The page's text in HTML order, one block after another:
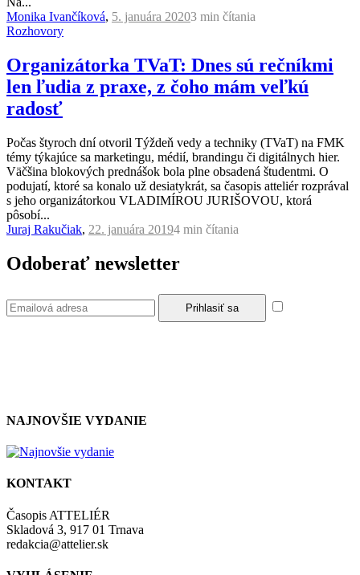
Monika Ivančíková, 5. januára 20203 min čítania
Rozhovory
Organizátorka TVaT: Dnes sú rečníkmi
len ľudia z praxe, z čoho mám veľkú
radosť
Počas štyroch dní otvoril Týždeň vedy a techniky (TVaT) na FMK
témy týkajúce sa marketingu, médií, brandingu či digitálnych hier.
Väčšina blokových prednášok bola plne obsadená študentmi. O
podujatí, ktoré sa konalo už desiatykrát, sa časopis atteliér rozprával
s jeho organizátorkou VLADIMÍROU JURIŠOVOU, ktorá
pôsobí...
Juraj Rakučiak, 22. januára 20194 min čítania
Odoberať newsletter
NAJNOVŠIE VYDANIE
KONTAKT
Časopis ATTELIÉR
Skladová 3, 917 01 Trnava
redakcia@attelier.sk